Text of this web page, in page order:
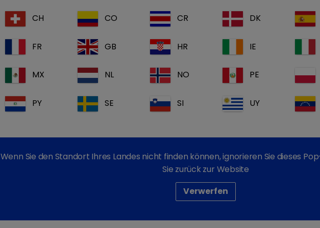
Duo Kultur-System
Diagnostikum für den
Dermatomykosen
Kühen, Pferden und
Dermatophyten sind
Eigenschaften können
ChroMyco Duo Kultur-
Dermatophyten Test
Agar (ESA). Dieser
Dermatophyten wie
CH CO CR DK
FR GB HR IE
MX NL NO PE
PY SE SI UY
Wenn Sie den Standort Ihres Landes nicht finden können, ignorieren Sie dieses
Sie zurück zur Website
Verwerfen